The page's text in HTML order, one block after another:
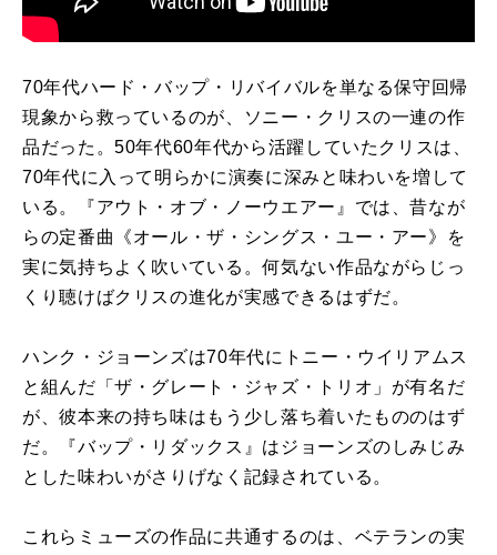
70年代ハード・バップ・リバイバルを単なる保守回帰
現象から救っているのが、ソニー・クリスの一連の作
品だった。50年代60年代から活躍していたクリスは、
70年代に入って明らかに演奏に深みと味わいを増して
いる。『アウト・オブ・ノーウエアー』では、昔なが
らの定番曲《オール・ザ・シングス・ユー・アー》を
実に気持ちよく吹いている。何気ない作品ながらじっ
くり聴けばクリスの進化が実感できるはずだ。
ハンク・ジョーンズは70年代にトニー・ウイリアムス
と組んだ「ザ・グレート・ジャズ・トリオ」が有名だ
が、彼本来の持ち味はもう少し落ち着いたもののはず
だ。『バップ・リダックス』はジョーンズのしみじみ
とした味わいがさりげなく記録されている。
これらミューズの作品に共通するのは、ベテランの実